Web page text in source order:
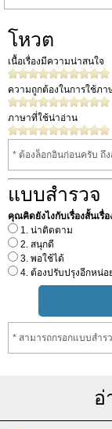
โหวต
เนื้อเรื่องมีความน่าสนใจ
ความถูกต้องในการใช้ภา
ภาษาที่ใช้น่าอ่าน
* ต้องล็อกอินก่อนครับ ถึ
แบบสำรวจ
คุณคิดยังไงกับเรื่องสั้นเรื่อ
1. น่าติดตาม
2. สนุกดี
3. พอใช้ได้
4. ต้องปรับปรุงอีกหน่อ
* สามารถกรอกแบบสำร
อ่